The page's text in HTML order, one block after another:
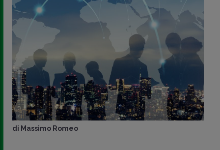
di Massimo Romeo